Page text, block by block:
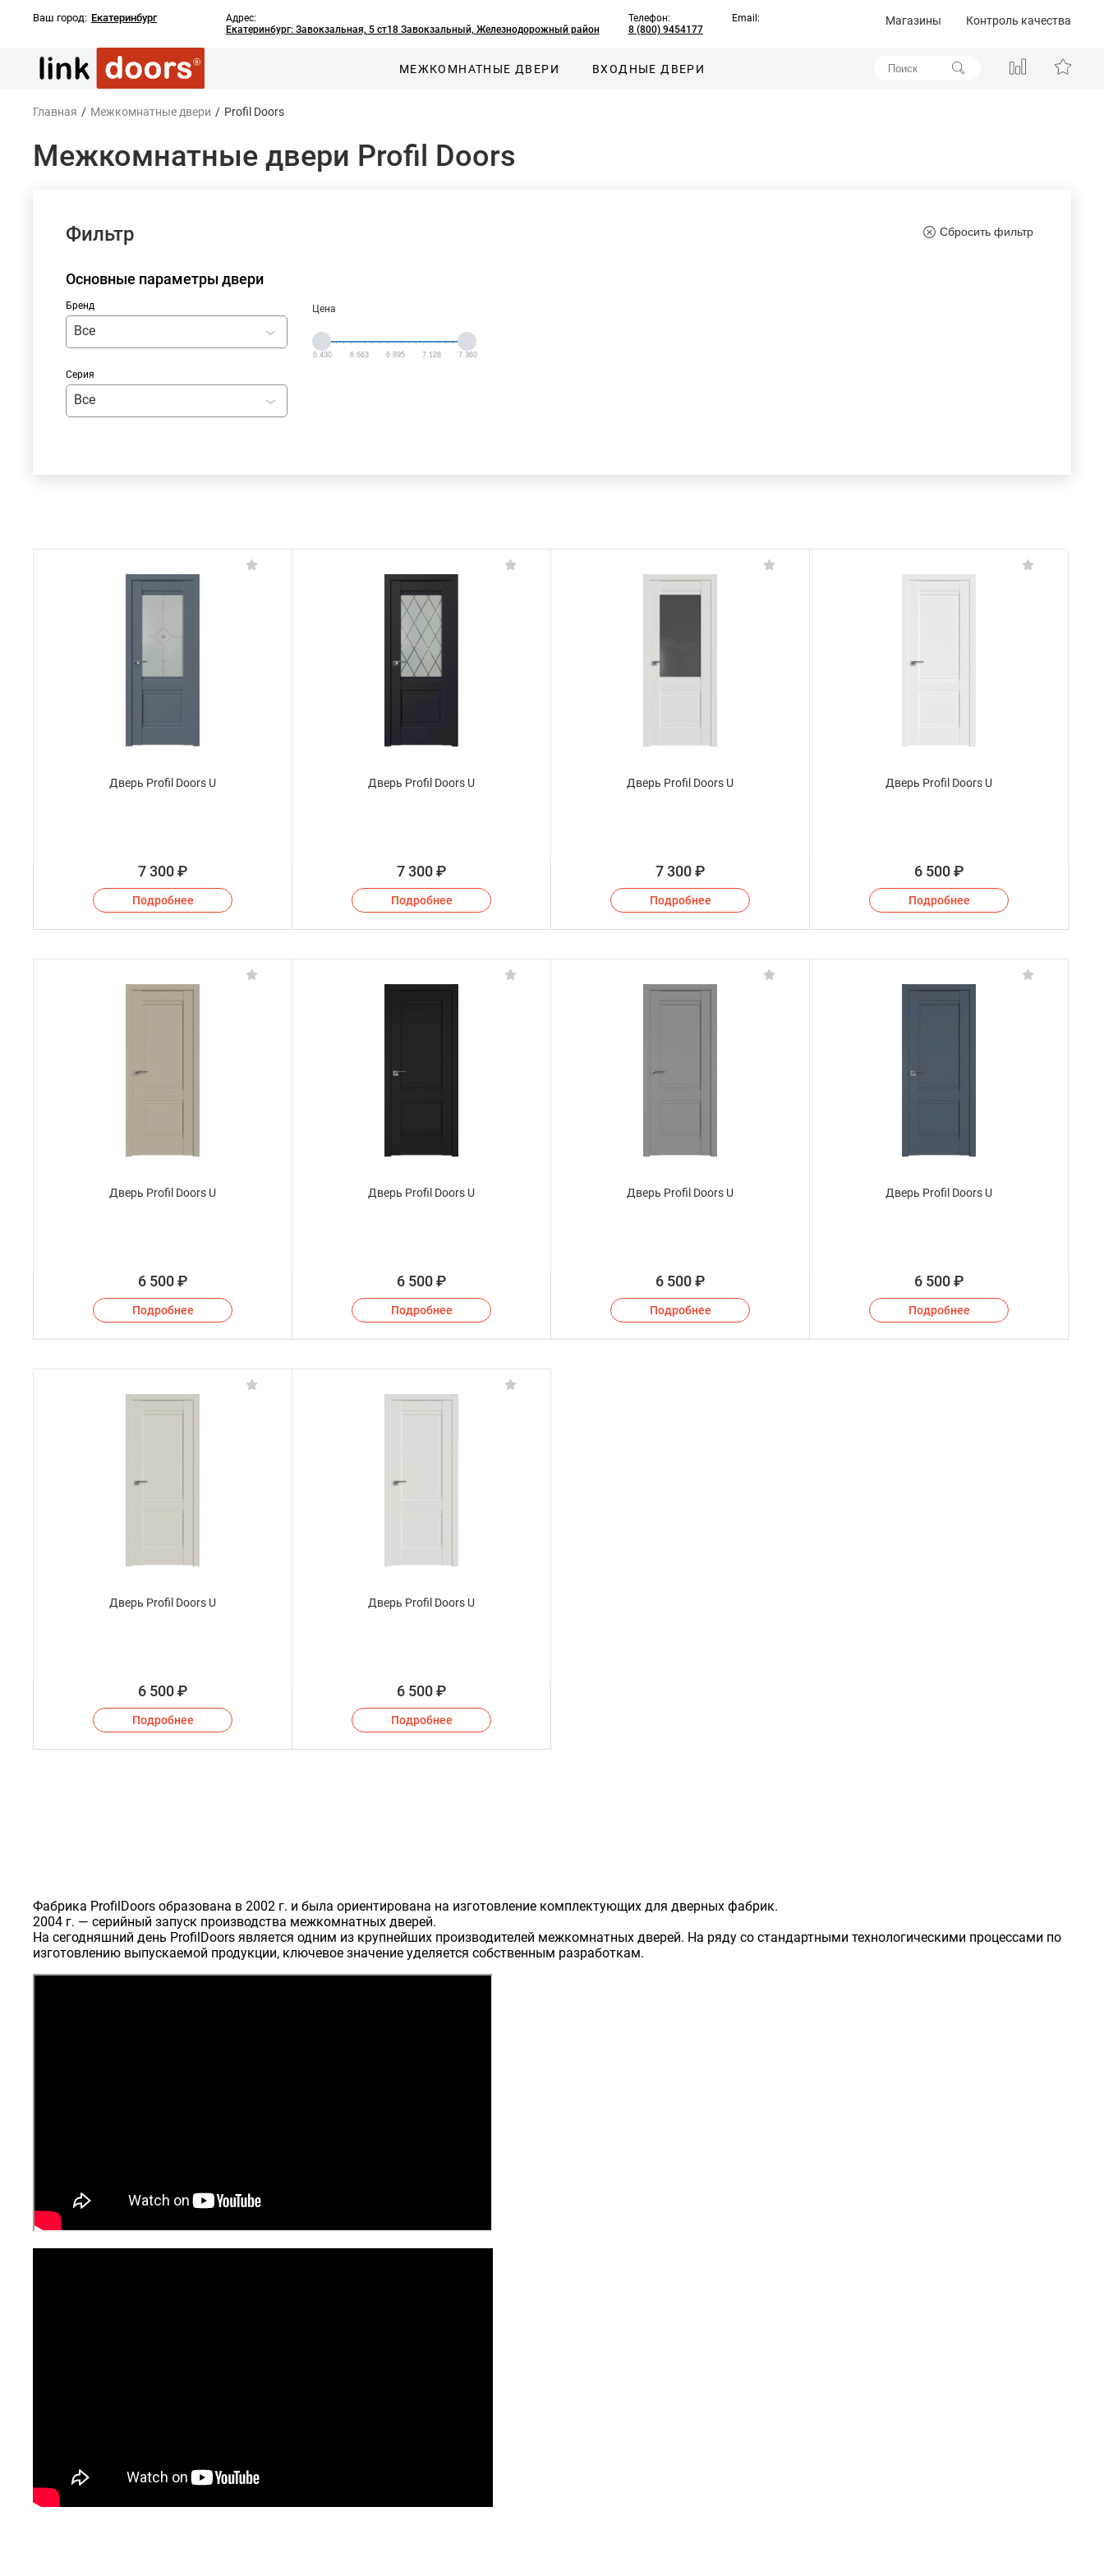
Ваш город: Екатеринбург
Адрес:
Екатеринбург: Завокзальная, 5 ст18 Завокзальный, Железнодорожный район
Телефон:
8 (800) 9454177
Email: Магазины Контроль качества
МЕЖКОМНАТНЫЕ ДВЕРИ ВХОДНЫЕ ДВЕРИ
Главная / Межкомнатные двери / Profil Doors
Межкомнатные двери Profil Doors
Фильтр Сбросить фильтр
Основные параметры двери
Бренд
Все
Серия
Все
Цена
6 430 6 663 6 895 7 128 7 360
Дверь Profil Doors U
7 300₽
Подробнее
Дверь Profil Doors U
7 300₽
Подробнее
Дверь Profil Doors U
7 300₽
Подробнее
Дверь Profil Doors U
6 500₽
Подробнее
Дверь Profil Doors U
6 500₽
Подробнее
Дверь Profil Doors U
6 500₽
Подробнее
Дверь Profil Doors U
6 500₽
Подробнее
Дверь Profil Doors U
6 500₽
Подробнее
Дверь Profil Doors U
6 500₽
Подробнее
Дверь Profil Doors U
6 500₽
Подробнее
Фабрика ProfilDoors образована в 2002 г. и была ориентирована на изготовление комплектующих для дверных фабрик.
2004 г. — серийный запуск производства межкомнатных дверей.
На сегодняшний день ProfilDoors является одним из крупнейших производителей межкомнатных дверей. На ряду со стандартными технологическими процессами по
изготовлению выпускаемой продукции, ключевое значение уделяется собственным разработкам.